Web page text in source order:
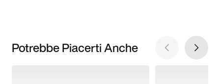
Potrebbe Piacerti Anche